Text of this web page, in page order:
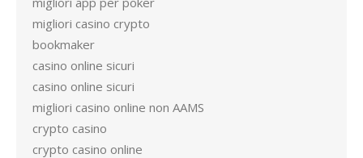
migliori casino crypto
bookmaker
casino online sicuri
casino online sicuri
migliori casino online non AAMS
crypto casino
crypto casino online